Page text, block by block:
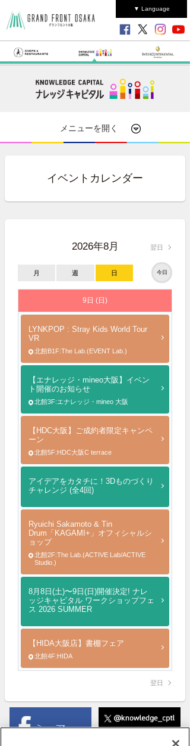
▼ Language
メニューを開く
イベントカレンダー
2026年8月 翌日
月 週 日 今日
9日 (日)
LYNKPOP : Stray Kids World Tour
VR
北館B1F:The Lab.(EVENT Lab.)
【エナレッジ・mineo大阪】イベン
ト開催のお知らせ
北館3F:エナレッジ・mineo 大阪
【HDC大阪】ご成約者限定キャンペ
ーン
北館5F:HDC大阪C terrace
アイデアをカタチに！3Dものづくり
チャレンジ (全4回)
Ryuichi Sakamoto & Tin
Drum「KAGAMI+」オフィシャルシ
ョップ
北館2F:The Lab.(ACTIVE Lab/ACTIVE
Studio.)
8月8日(土)〜9日(日)開催決定! ナレ
ッジキャピタル ワークショップフェ
ス 2026 SUMMER
【HIDA大阪店】書棚フェア
北館4F:HIDA
翌日